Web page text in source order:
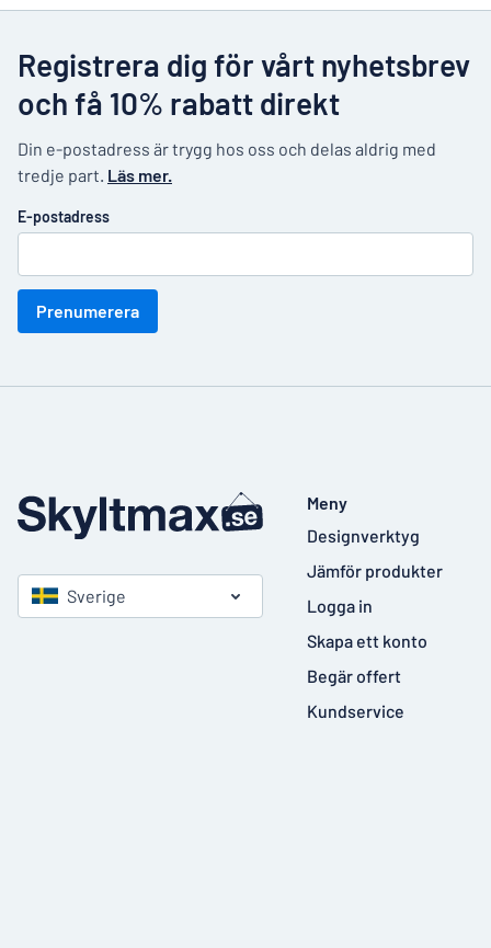
Registrera dig för vårt nyhetsbrev
och få 10% rabatt direkt
Din e-postadress är trygg hos oss och delas aldrig med
tredje part. Läs mer.
E-postadress
Prenumerera
Sverige
Meny
Designverktyg
Jämför produkter
Logga in
Skapa ett konto
Begär offert
Kundservice